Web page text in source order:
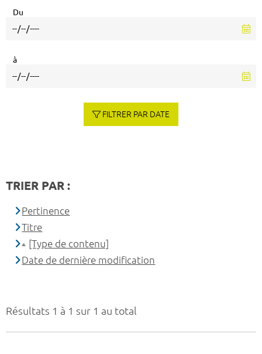
Résultats 1 à 1 sur 1 au total
Du
à
FILTRER PAR DATE
TRIER PAR :
Pertinence
Titre
[Type de contenu]
Date de dernière modification